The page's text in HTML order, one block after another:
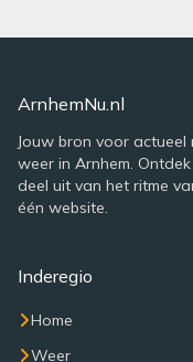
ArnhemNu.nl
Jouw bron voor actueel
weer in Arnhem.
deel uit van het ritme
één website.
Inderegio
Home
Weer